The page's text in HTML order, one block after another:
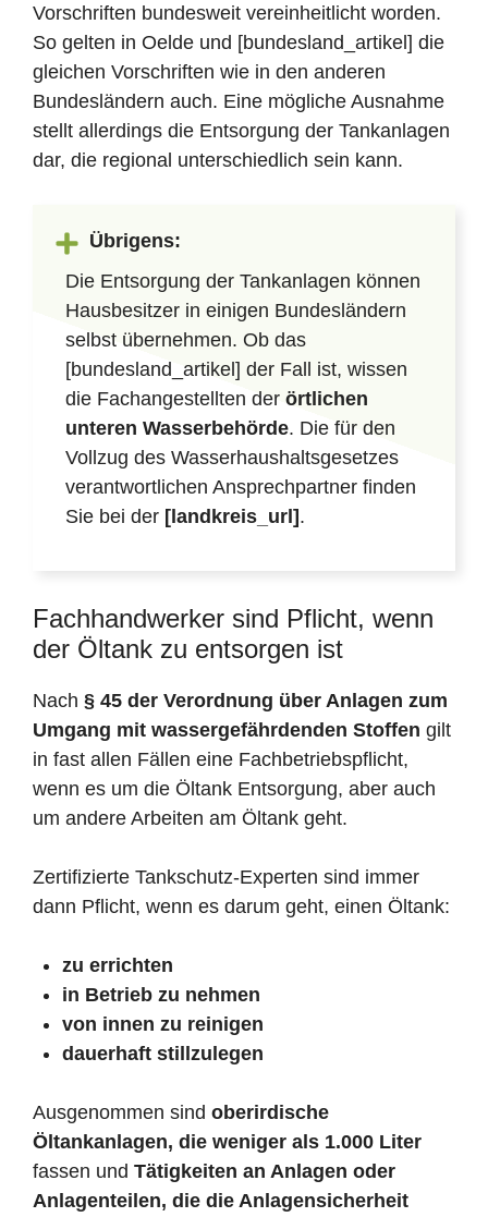
Vorschriften bundesweit vereinheitlicht worden.
So gelten in Oelde und [bundesland_artikel] die
gleichen Vorschriften wie in den anderen
Bundesländern auch. Eine mögliche Ausnahme
stellt allerdings die Entsorgung der Tankanlagen
dar, die regional unterschiedlich sein kann.
Übrigens:
Die Entsorgung der Tankanlagen können
Hausbesitzer in einigen Bundesländern
selbst übernehmen. Ob das
[bundesland_artikel] der Fall ist, wissen
die Fachangestellten der örtlichen
unteren Wasserbehörde. Die für den
Vollzug des Wasserhaushaltsgesetzes
verantwortlichen Ansprechpartner finden
Sie bei der [landkreis_url] .
Fachhandwerker sind Pflicht, wenn
der Öltank zu entsorgen ist
Nach § 45 der Verordnung über Anlagen zum
Umgang mit wassergefährdenden Stoffen gilt
in fast allen Fällen eine Fachbetriebspflicht,
wenn es um die Öltank Entsorgung, aber auch
um andere Arbeiten am Öltank geht.
Zertifizierte Tankschutz-Experten sind immer
dann Pflicht, wenn es darum geht, einen Öltank:
zu errichten
in Betrieb zu nehmen
von innen zu reinigen
dauerhaft stillzulegen
Ausgenommen sind oberirdische
Öltankanlagen, die weniger als 1.000 Liter
fassen und Tätigkeiten an Anlagen oder
Anlagenteilen, die die Anlagensicherheit